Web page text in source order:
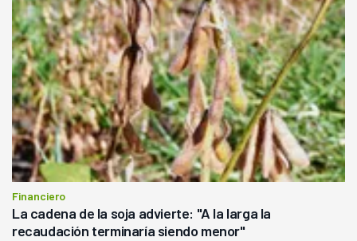
Financiero
La cadena de la soja advierte: "A la larga la
recaudación terminaría siendo menor"